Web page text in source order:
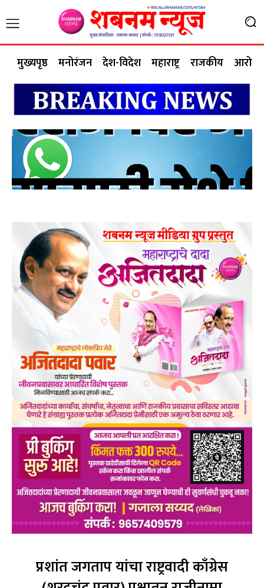
मुख्यपृष्ठ मनोरंजन देश-विदेश महाराष्ट्र राजकीय आरोग्य
प्रशांत जगताप यांचा राष्ट्रवादी काँग्रेस